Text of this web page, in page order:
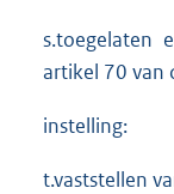
s.toegelaten
artikel 70 van
instelling:
t.vaststellen